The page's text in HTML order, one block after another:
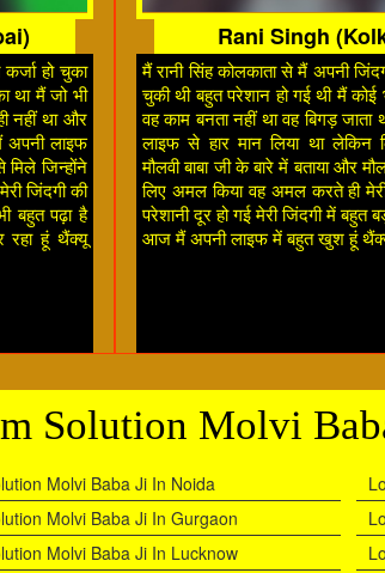
हो चुका
था मैं जो भी
नहीं था और
अपनी लाइफ
मिले जिन्होंने
जिंदगी की
बहुत पढ़ा है
रहा हूं थैंक्यू
Rani Singh
मैं रानी सिंह कोलकाता से मैं अपनी
चुकी थी बहुत परेशान हो गई थी मैं कोई
वह काम बनता नहीं था वह बिगड़
लाइफ से हार मान लिया था
मौलवी बाबा जी के बारे में बताया और
लिए अमल किया वह अमल करते ही मेरी
परेशानी दूर हो गई मेरी जिंदगी में बहुत
आज मैं अपनी लाइफ में बहुत खुश हूं थैंक्यू
Solution Molvi
Molvi Baba Ji In Noida
Molvi Baba Ji In Gurgaon
Molvi Baba Ji In Lucknow